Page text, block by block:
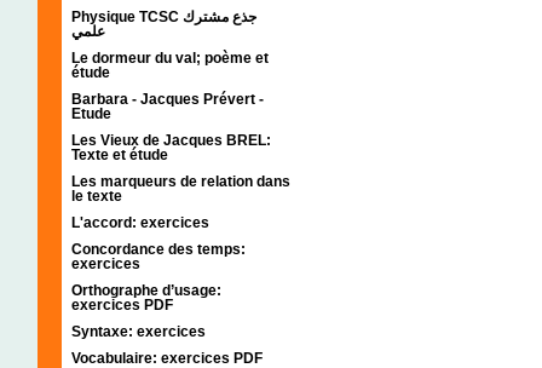
Physique TCSC جذع مشترك
علمي
Le dormeur du val; poème et
étude
Barbara - Jacques Prévert -
Etude
Les Vieux de Jacques BREL:
Texte et étude
Les marqueurs de relation dans
le texte
L'accord: exercices
Concordance des temps:
exercices
Orthographe d’usage:
exercices PDF
Syntaxe: exercices
Vocabulaire: exercices PDF